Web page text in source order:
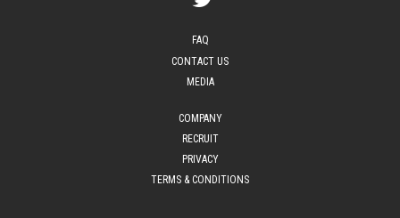
FAQ
CONTACT US
MEDIA
COMPANY
RECRUIT
PRIVACY
TERMS & CONDITIONS